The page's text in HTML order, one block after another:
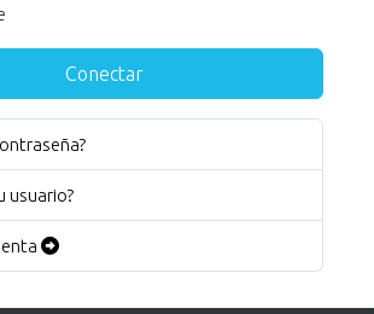
Conectar
usuario?